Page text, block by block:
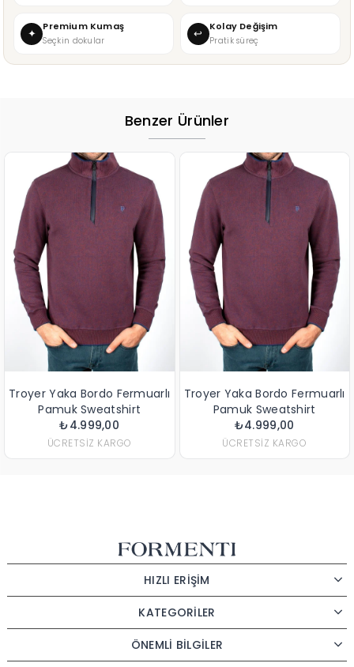
✦ Premium Kumaş
Seçkin dokular ↩ Kolay Değişim
Pratik süreç
Benzer Ürünler
Bordo Fermuarlı
Sweatshirt
KARGO
Troyer Yaka Bordo Fermuarlı
Pamuk Sweatshirt
ÜCRETSIZ KARGO
Troyer
HIZLI ERİŞİM
KATEGORİLER
ÖNEMLİ BİLGİLER